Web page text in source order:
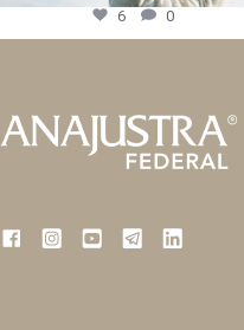
6 0